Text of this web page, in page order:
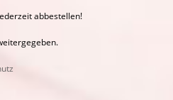
abbestellen!